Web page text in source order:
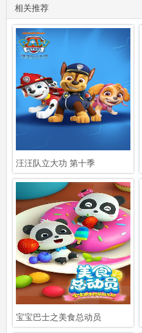
相关推荐
汪汪队立大功 第十季
宝宝巴士之美食总动员